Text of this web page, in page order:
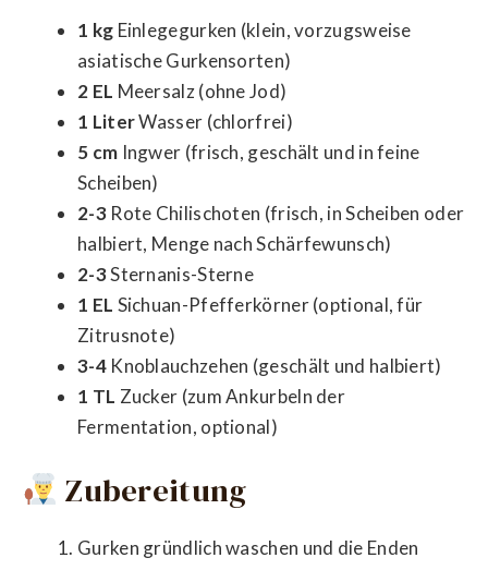
1 kg Einlegegurken (klein, vorzugsweise
asiatische Gurkensorten)
2 EL Meersalz (ohne Jod)
1 LiterWasser (chlorfrei)
5 cm Ingwer (frisch, geschält und in feine
Scheiben)
2-3Rote Chilischoten (frisch, in Scheiben oder
halbiert, Menge nach Schärfewunsch)
2-3Sternanis-Sterne
1 EL Sichuan-Pfefferkörner (optional, für
Zitrusnote)
3-4Knoblauchzehen (geschält und halbiert)
1 TL Zucker (zum Ankurbeln der
Fermentation, optional)
Zubereitung
Gurken gründlich waschen und die Enden